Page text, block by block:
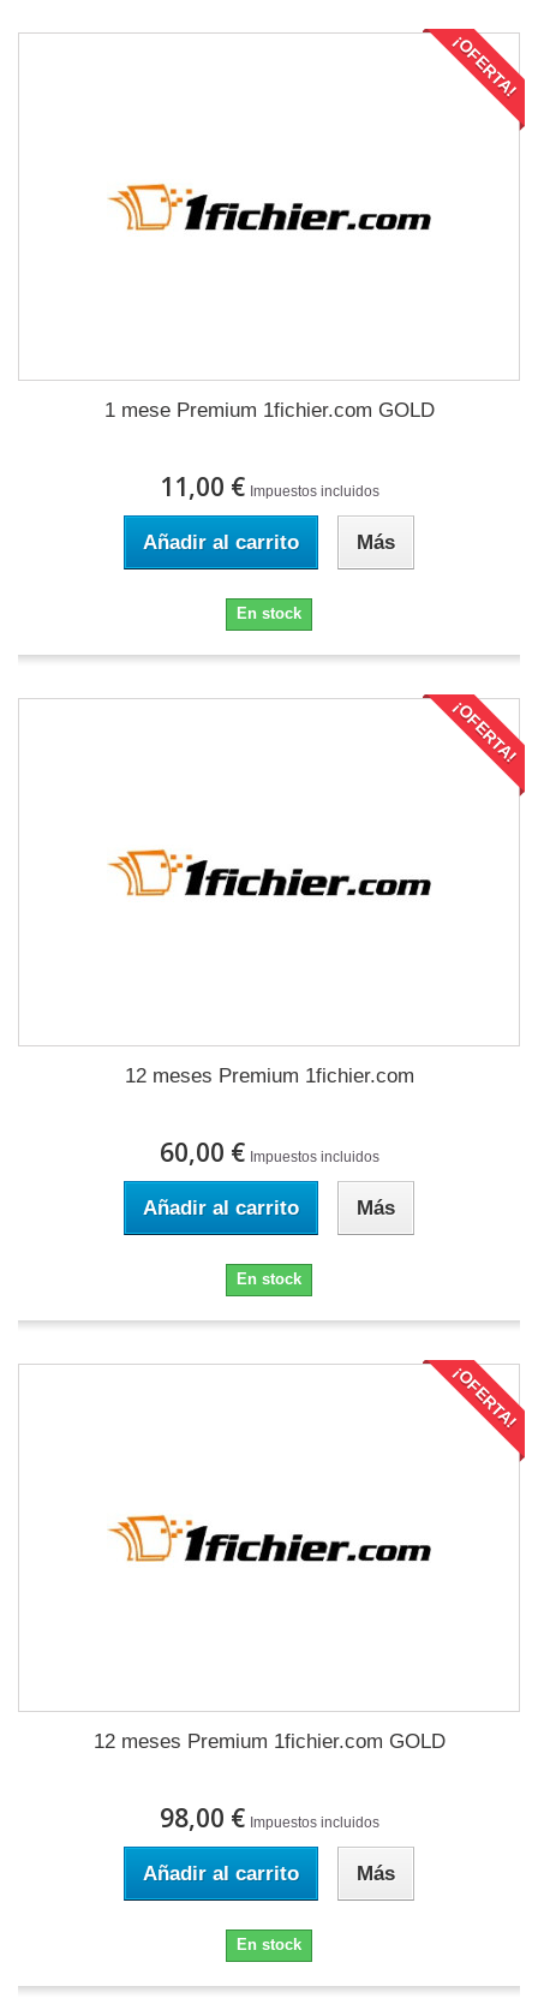
¡OFERTA!
1 mese Premium 1fichier.com GOLD
11,00 € Impuestos incluidos
Añadir al carrito Más
En stock
¡OFERTA!
12 meses Premium 1fichier.com
60,00 € Impuestos incluidos
Añadir al carrito Más
En stock
¡OFERTA!
12 meses Premium 1fichier.com GOLD
98,00 € Impuestos incluidos
Añadir al carrito Más
En stock